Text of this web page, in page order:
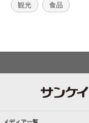
観光 食品